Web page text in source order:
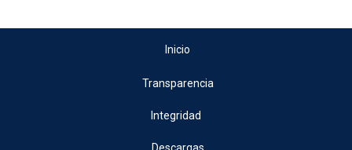
Inicio
Transparencia
Integridad